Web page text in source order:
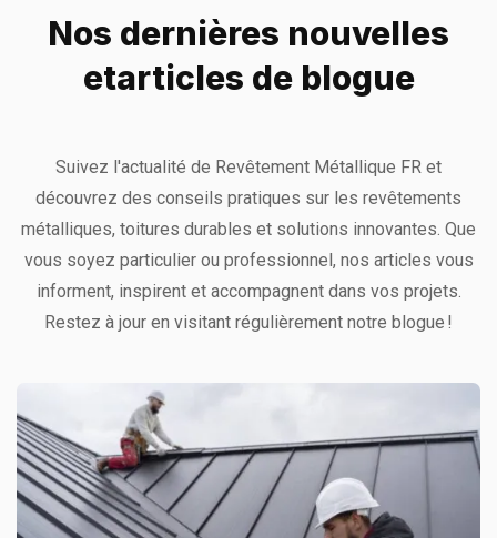
Nos dernières nouvelles
etarticles de blogue
Suivez l'actualité de Revêtement Métallique FR et
découvrez des conseils pratiques sur les revêtements
métalliques, toitures durables et solutions innovantes. Que
vous soyez particulier ou professionnel, nos articles vous
informent, inspirent et accompagnent dans vos projets.
Restez à jour en visitant régulièrement notre blogue !